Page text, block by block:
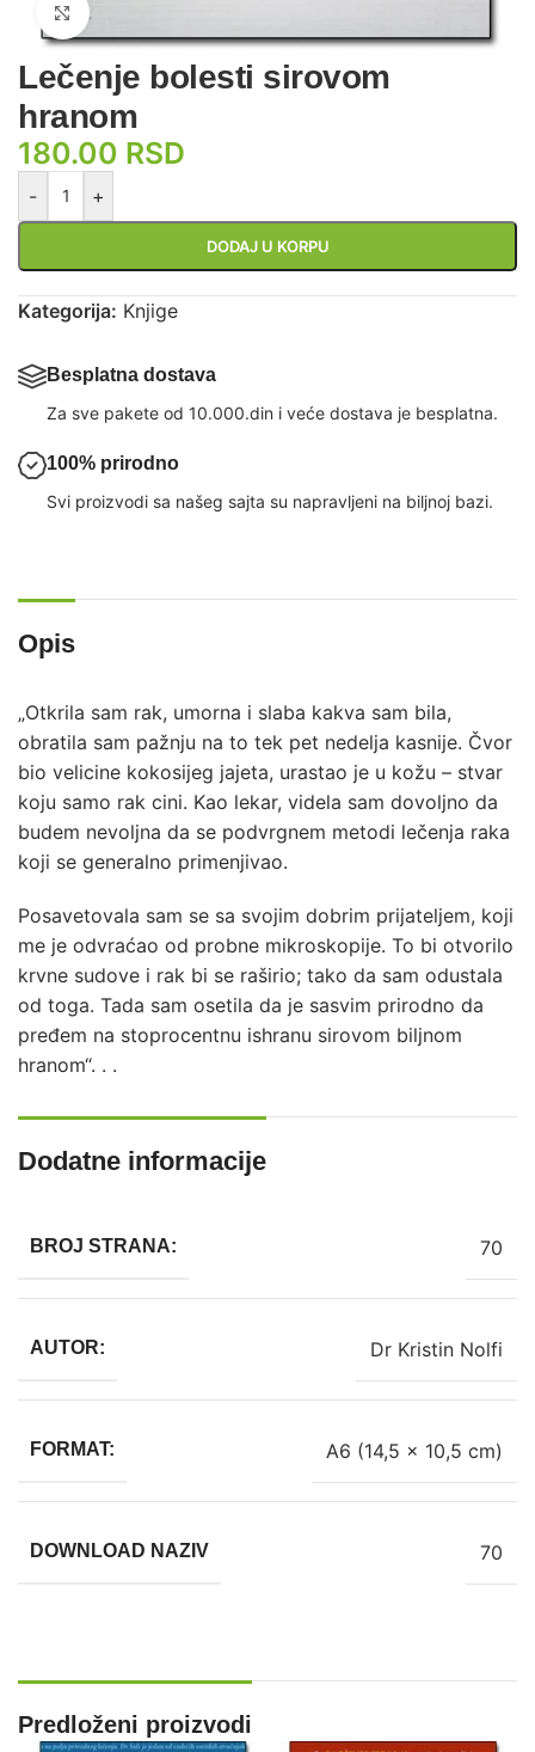
Zumiraj sliku
Lečenje bolesti sirovom
hranom
180.00 RSD
- +
DODAJ U KORPU
Kategorija: Knjige
Besplatna dostava
Za sve pakete od 10.000.din i veće dostava je besplatna.
100% prirodno
Svi proizvodi sa našeg sajta su napravljeni na biljnoj bazi.
Opis
„Otkrila sam rak, umorna i slaba kakva sam bila,
obratila sam pažnju na to tek pet nedelja kasnije. Čvor
bio velicine kokosijeg jajeta, urastao je u kožu – stvar
koju samo rak cini. Kao lekar, videla sam dovoljno da
budem nevoljna da se podvrgnem metodi lečenja raka
koji se generalno primenjivao.
Posavetovala sam se sa svojim dobrim prijateljem, koji
me je odvraćao od probne mikroskopije. To bi otvorilo
krvne sudove i rak bi se raširio; tako da sam odustala
od toga. Tada sam osetila da je sasvim prirodno da
pređem na stoprocentnu ishranu sirovom biljnom
hranom“. . .
Dodatne informacije
BROJ STRANA: 70
AUTOR: Dr Kristin Nolfi
FORMAT: A6 (14,5 x 10,5 cm)
DOWNLOAD NAZIV 70
Predloženi proizvodi